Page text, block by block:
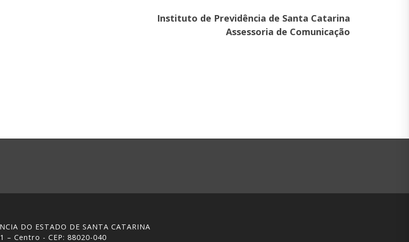
Instituto de Previdência de Santa Catarina
Assessoria de Comunicação
DO ESTADO DE SANTA CATARINA
– Centro - CEP: 88020-040